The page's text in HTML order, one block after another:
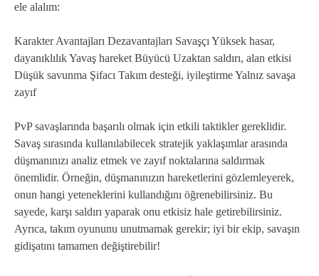
ele alalım:
Karakter Avantajları Dezavantajları Savaşçı Yüksek hasar,
dayanıklılık Yavaş hareket Büyücü Uzaktan saldırı, alan etkisi
Düşük savunma Şifacı Takım desteği, iyileştirme Yalnız savaşa
zayıf
PvP savaşlarında başarılı olmak için etkili taktikler gereklidir.
Savaş sırasında kullanılabilecek stratejik yaklaşımlar arasında
düşmanınızı analiz etmek ve zayıf noktalarına saldırmak
önemlidir. Örneğin, düşmanınızın hareketlerini gözlemleyerek,
onun hangi yeteneklerini kullandığını öğrenebilirsiniz. Bu
sayede, karşı saldırı yaparak onu etkisiz hale getirebilirsiniz.
Ayrıca, takım oyununu unutmamak gerekir; iyi bir ekip, savaşın
gidişatını tamamen değiştirebilir!